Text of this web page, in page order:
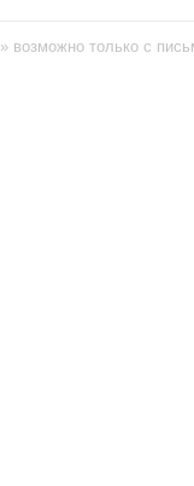
» возможно только с